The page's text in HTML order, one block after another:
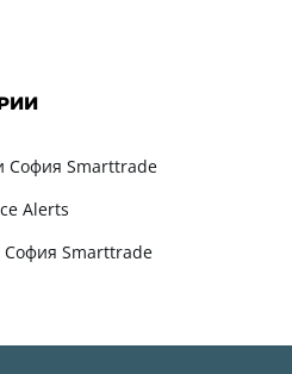
София Smarttrade
Alerts
София Smarttrade